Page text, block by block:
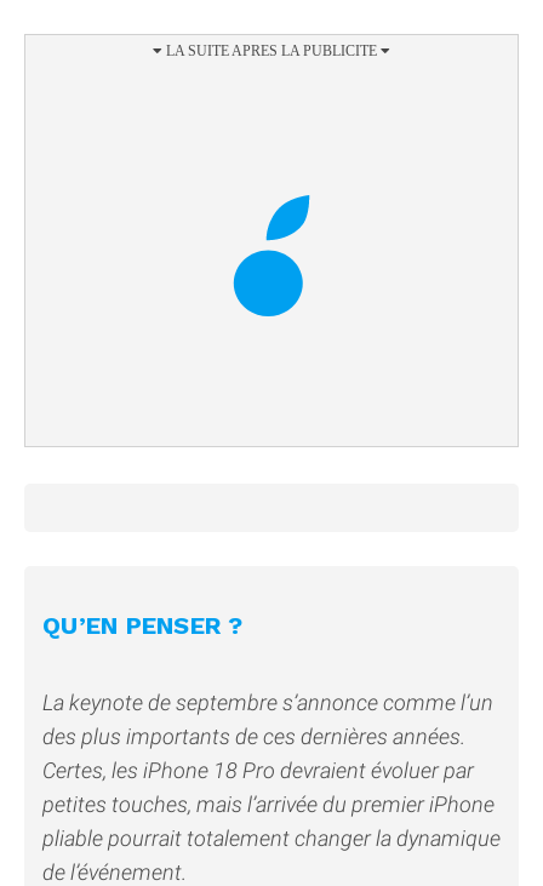
QU’EN PENSER ?
La keynote de septembre s’annonce comme l’un
des plus importants de ces dernières années.
Certes, les iPhone 18 Pro devraient évoluer par
petites touches, mais l’arrivée du premier iPhone
pliable pourrait totalement changer la dynamique
de l’événement.